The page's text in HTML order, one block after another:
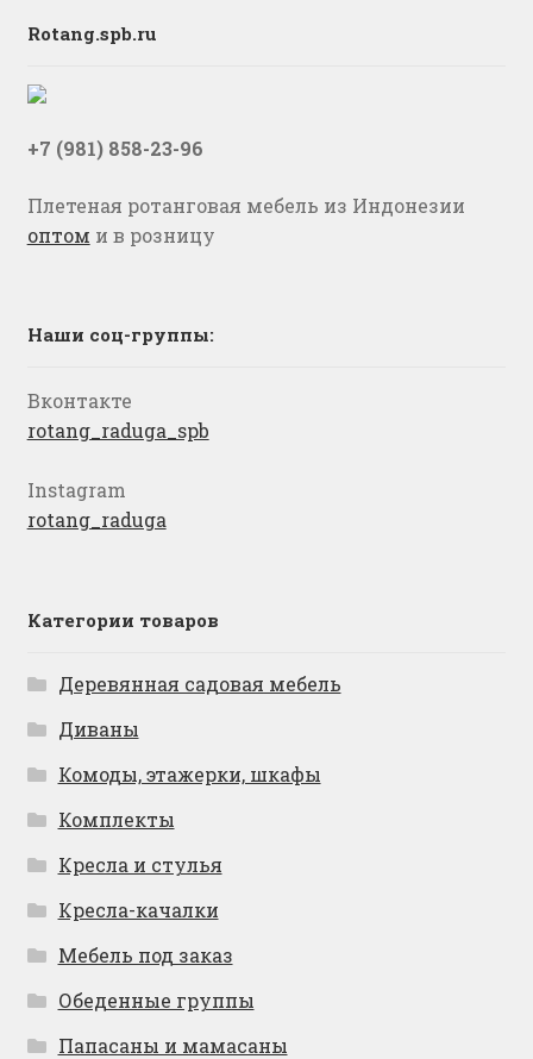
Rotang.spb.ru
+7 (981) 858-23-96
Плетеная ротанговая мебель из Индонезии
оптом и в розницу
Наши соц-группы:
Вконтакте
rotang_raduga_spb
Instagram
rotang_raduga
Категории товаров
Деревянная садовая мебель
Диваны
Комоды, этажерки, шкафы
Комплекты
Кресла и стулья
Кресла-качалки
Мебель под заказ
Обеденные группы
Папасаны и мамасаны